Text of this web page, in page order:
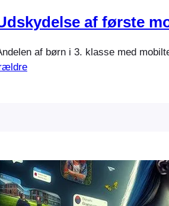
Og på gulvet. En tablet var
af første
af børn i 3. klasse med